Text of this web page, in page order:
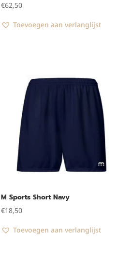
€62,50
Toevoegen aan verlanglijst
M Sports Short Navy
€18,50
Toevoegen aan verlanglijst